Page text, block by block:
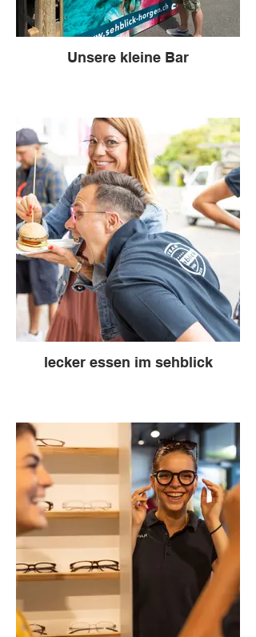
Unsere kleine Bar
lecker essen im sehblick